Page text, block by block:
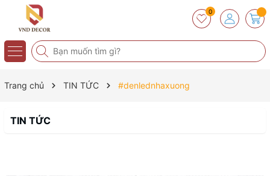
0
Trang chủ TIN TỨC #denlednhaxuong
TIN TỨC